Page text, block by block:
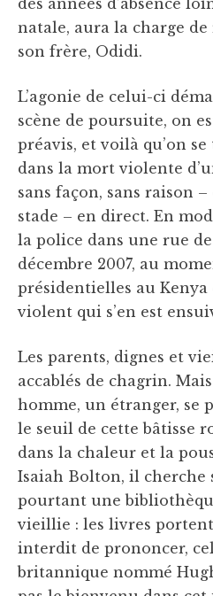
natale, aura la charge
son frère, Odidi.
L’agonie de celui-ci
scène de poursuite, on
préavis, et voilà qu’on
dans la mort violente
sans façon, sans raison
stade – en direct. En
la police dans une rue
décembre 2007, au
présidentielles au Kenya
violent qui s’en est
Les parents, dignes et
accablés de chagrin.
homme, un étranger, se
le seuil de cette bâtisse
dans la chaleur et la
Isaiah Bolton, il cherche
pourtant une
vieillie : les livres
interdit de prononcer,
britannique nommé